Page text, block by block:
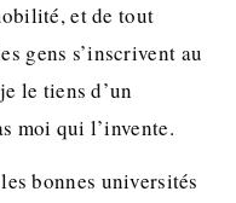
et de tout
gens s’inscrivent au
le tiens d’un
moi qui l’invente.
bonnes universités